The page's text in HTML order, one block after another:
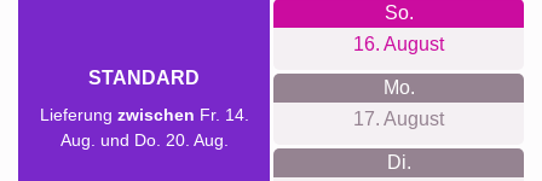
STANDARD
Lieferung zwischen Fr. 14.
Aug. und Do. 20. Aug.
So.
16. August
Mo.
17. August
Di.